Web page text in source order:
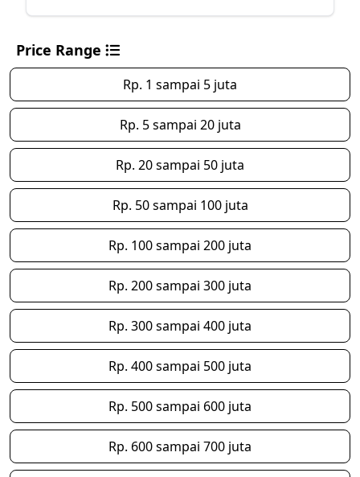
Price Range
Rp. 1 sampai 5 juta
Rp. 5 sampai 20 juta
Rp. 20 sampai 50 juta
Rp. 50 sampai 100 juta
Rp. 100 sampai 200 juta
Rp. 200 sampai 300 juta
Rp. 300 sampai 400 juta
Rp. 400 sampai 500 juta
Rp. 500 sampai 600 juta
Rp. 600 sampai 700 juta